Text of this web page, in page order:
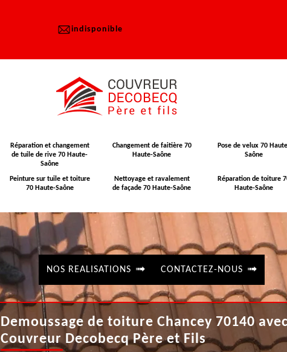
indisponible
Réparation et changement
de tuile de rive 70 Haute-
Saône
Changement de faitière 70
Haute-Saône
Pose de velux 70
Saône
Peinture sur tuile et toiture
70 Haute-Saône
Nettoyage et ravalement
de façade 70 Haute-Saône
Réparation de toiture
Haute-Saône
NOS REALISATIONS CONTACTEZ-NOUS
Demoussage de toiture Chancey 70140
Couvreur Decobecq Père et Fils